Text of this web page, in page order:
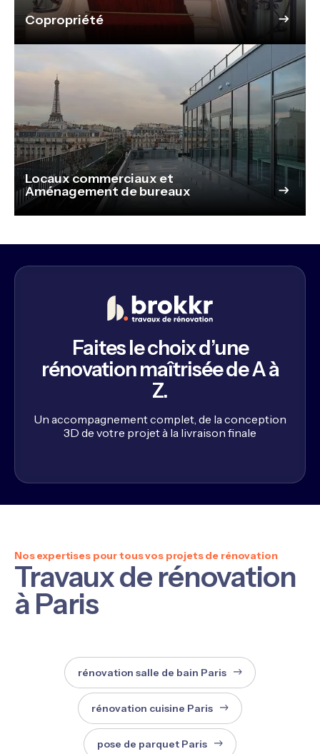
Copropriété
Locaux commerciaux et
Aménagement de bureaux
Faites le choix d’une
rénovation maîtrisée de A à
Z.
Un accompagnement complet, de la conception
3D de votre projet à la livraison finale
Nos expertises pour tous vos projets de rénovation
Travaux de rénovation
à Paris
rénovation salle de bain Paris
rénovation cuisine Paris
pose de parquet Paris